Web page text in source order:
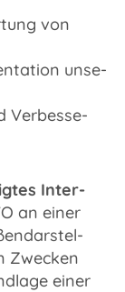
von
unse­
Verbes­se­
Inter­
an einer
Zwecken
einer